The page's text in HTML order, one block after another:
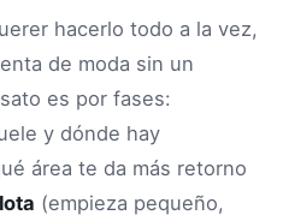
hacerlo todo a la vez,
de moda sin un
es por fases:
y dónde hay
área te da más retorno
(empieza pequeño,